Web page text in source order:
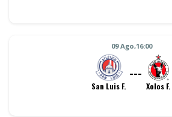
09 Ago,16:00
San Luis F.
---
Xolos F.